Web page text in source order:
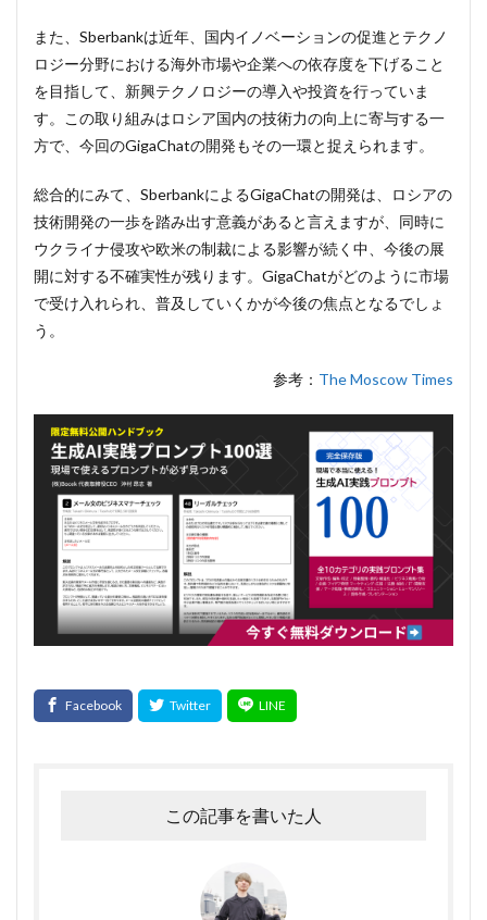
また、Sberbankは近年、国内イノベーションの促進とテクノ
ロジー分野における海外市場や企業への依存度を下げること
を目指して、新興テクノロジーの導入や投資を行っていま
す。この取り組みはロシア国内の技術力の向上に寄与する一
方で、今回のGigaChatの開発もその一環と捉えられます。
総合的にみて、SberbankによるGigaChatの開発は、ロシアの
技術開発の一歩を踏み出す意義があると言えますが、同時に
ウクライナ侵攻や欧米の制裁による影響が続く中、今後の展
開に対する不確実性が残ります。GigaChatがどのように市場
で受け入れられ、普及していくかが今後の焦点となるでしょ
う。
参考： The Moscow Times
この記事を書いた人